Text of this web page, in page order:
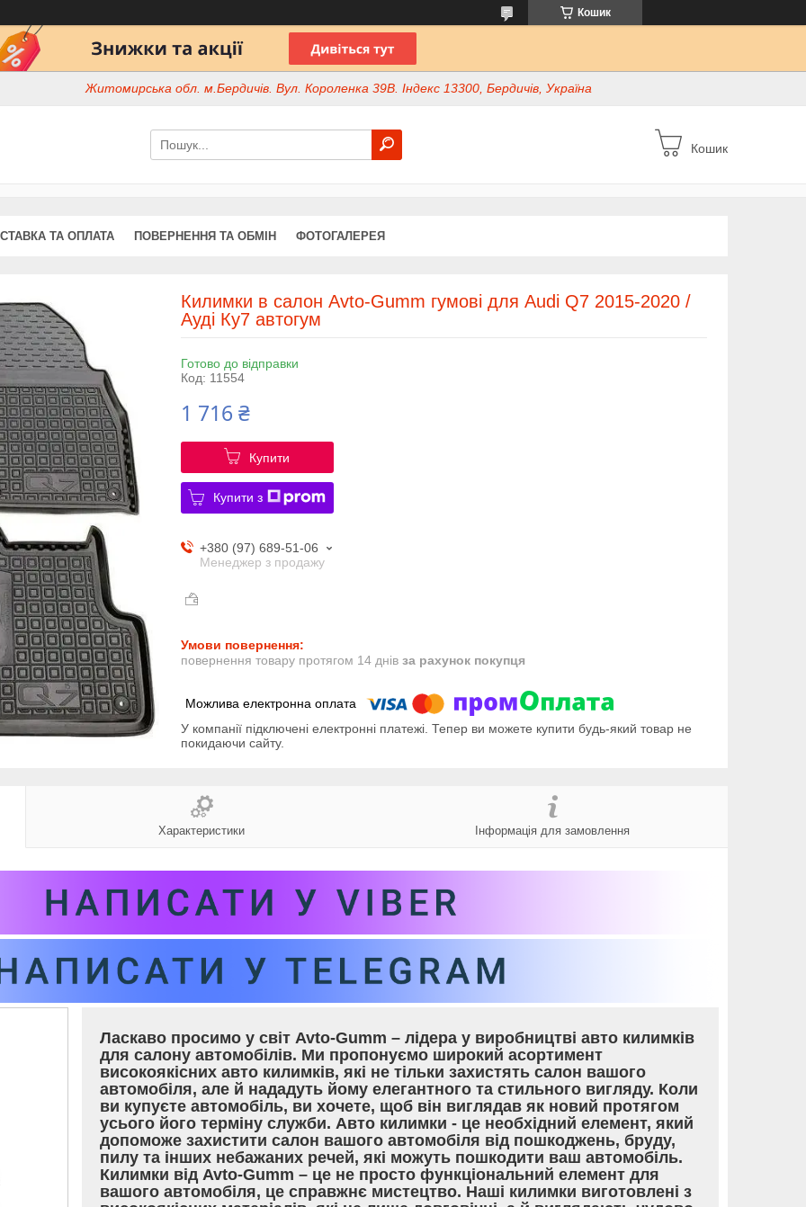
Кошик
Житомирська обл. м.Бердичів. Вул. Короленка 39В. Індекс 13300, Бердичів, Україна
Кошик
ТА ОПЛАТА ПОВЕРНЕННЯ ТА ОБМІН ФОТОГАЛЕРЕЯ
Килимки в салон Avto-Gumm гумові для Audi Q7 2015-2020 /
Ауді Ку7 автогум
Готово до відправки
Код: 11554
1 716 ₴
Купити
Купити з
+380 (97) 689-51-06
Менеджер з продажу
повернення товару протягом 14 днів за рахунок покупця
У компанії підключені електронні платежі. Тепер ви можете купити будь-який товар не
покидаючи сайту.
Характеристики Інформація для замовлення
Ласкаво просимо у світ Avto-Gumm – лідера у виробництві авто килимків
для салону автомобілів. Ми пропонуємо широкий асортимент
високоякісних авто килимків, які не тільки захистять салон вашого
автомобіля, але й нададуть йому елегантного та стильного вигляду. Коли
ви купуєте автомобіль, ви хочете, щоб він виглядав як новий протягом
усього його терміну служби. Авто килимки - це необхідний елемент, який
допоможе захистити салон вашого автомобіля від пошкоджень, бруду,
пилу та інших небажаних речей, які можуть пошкодити ваш автомобіль.
Килимки від Avto-Gumm – це не просто функціональний елемент для
вашого автомобіля, це справжнє мистецтво. Наші килимки виготовлені з